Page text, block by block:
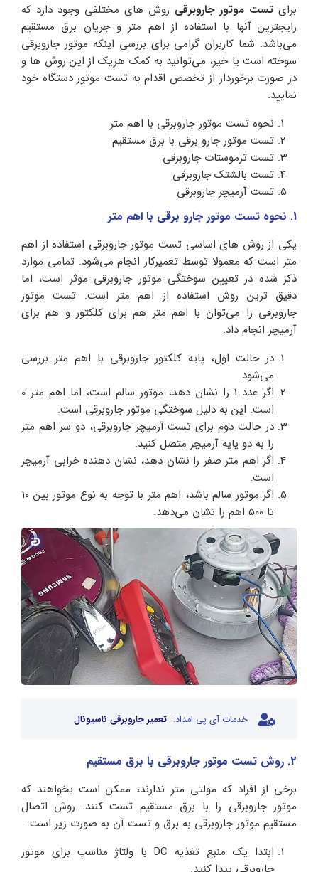
برای تست موتور جاروبرقی روش‌ های مختلفی وجود دارد که
رایجترین آنها با استفاده از اهم متر و جریان برق مستقیم
می‌باشد. شما کاربران گرامی برای بررسی اینکه موتور جاروبرقی
سوخته است یا خیر، می‌توانید به کمک هریک از این روش ها و
در صورت برخوردار از تخصص اقدام به تست موتور دستگاه خود
نمایید.
نحوه تست موتور جاروبرقی با اهم متر
تست موتور جارو برقی با برق مستقیم
تست ترموستات جاروبرقی
تست بالشتک جاروبرقی
تست آرمیچر جاروبرقی
1. نحوه تست موتور جارو برقی با اهم متر
یکی از روش های اساسی تست موتور جاروبرقی استفاده از اهم
متر است که معمولا توسط تعمیرکار انجام می‌شود. تمامی موارد
ذکر شده در تعیین سوختگی موتور جاروبرقی موثر است، اما
دقیق ترین روش استفاده از اهم متر است. تست موتور
جاروبرقی را می‌توان با اهم متر هم برای کلکتور و هم برای
آرمیچر انجام داد.
در حالت اول، پایه کلکتور جاروبرقی با اهم متر بررسی
می‌شود.
اگر عدد 1 را نشان دهد، موتور سالم است، اما اهم متر 0
است. این به دلیل سوختگی موتور جاروبرقی است.
در حالت دوم برای تست آرمیچر جاروبرقی، دو سر اهم متر
را به دو پایه آرمیچر متصل کنید.
اگر اهم متر صفر را نشان دهد، نشان دهنده خرابی آرمیچر
است.
اگر موتور سالم باشد، اهم متر با توجه به نوع موتور بین 10
تا 500 اهم را نشان می‌دهد.
خدمات آی پی امداد: تعمیر جاروبرقی ناسیونال
2. روش تست موتور جاروبرقی با برق مستقیم
برخی از افراد که مولتی متر ندارند، ممکن است بخواهند که
موتور جاروبرقی را با برق مستقیم تست کنند. روش اتصال
مستقیم موتور جاروبرقی به برق و تست آن به صورت زیر است:
ابتدا یک منبع تغذیه DC با ولتاژ مناسب برای موتور